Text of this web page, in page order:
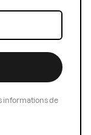
informations de